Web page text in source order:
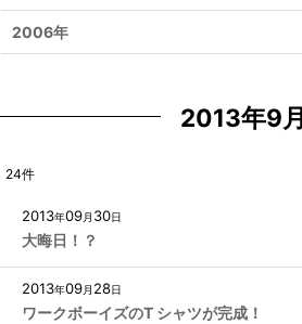
2013年9月
24件
2013年09月 30日
大晦日！？
2013年09月 28日
ワークボーイズのT シャツが完成！
2006年